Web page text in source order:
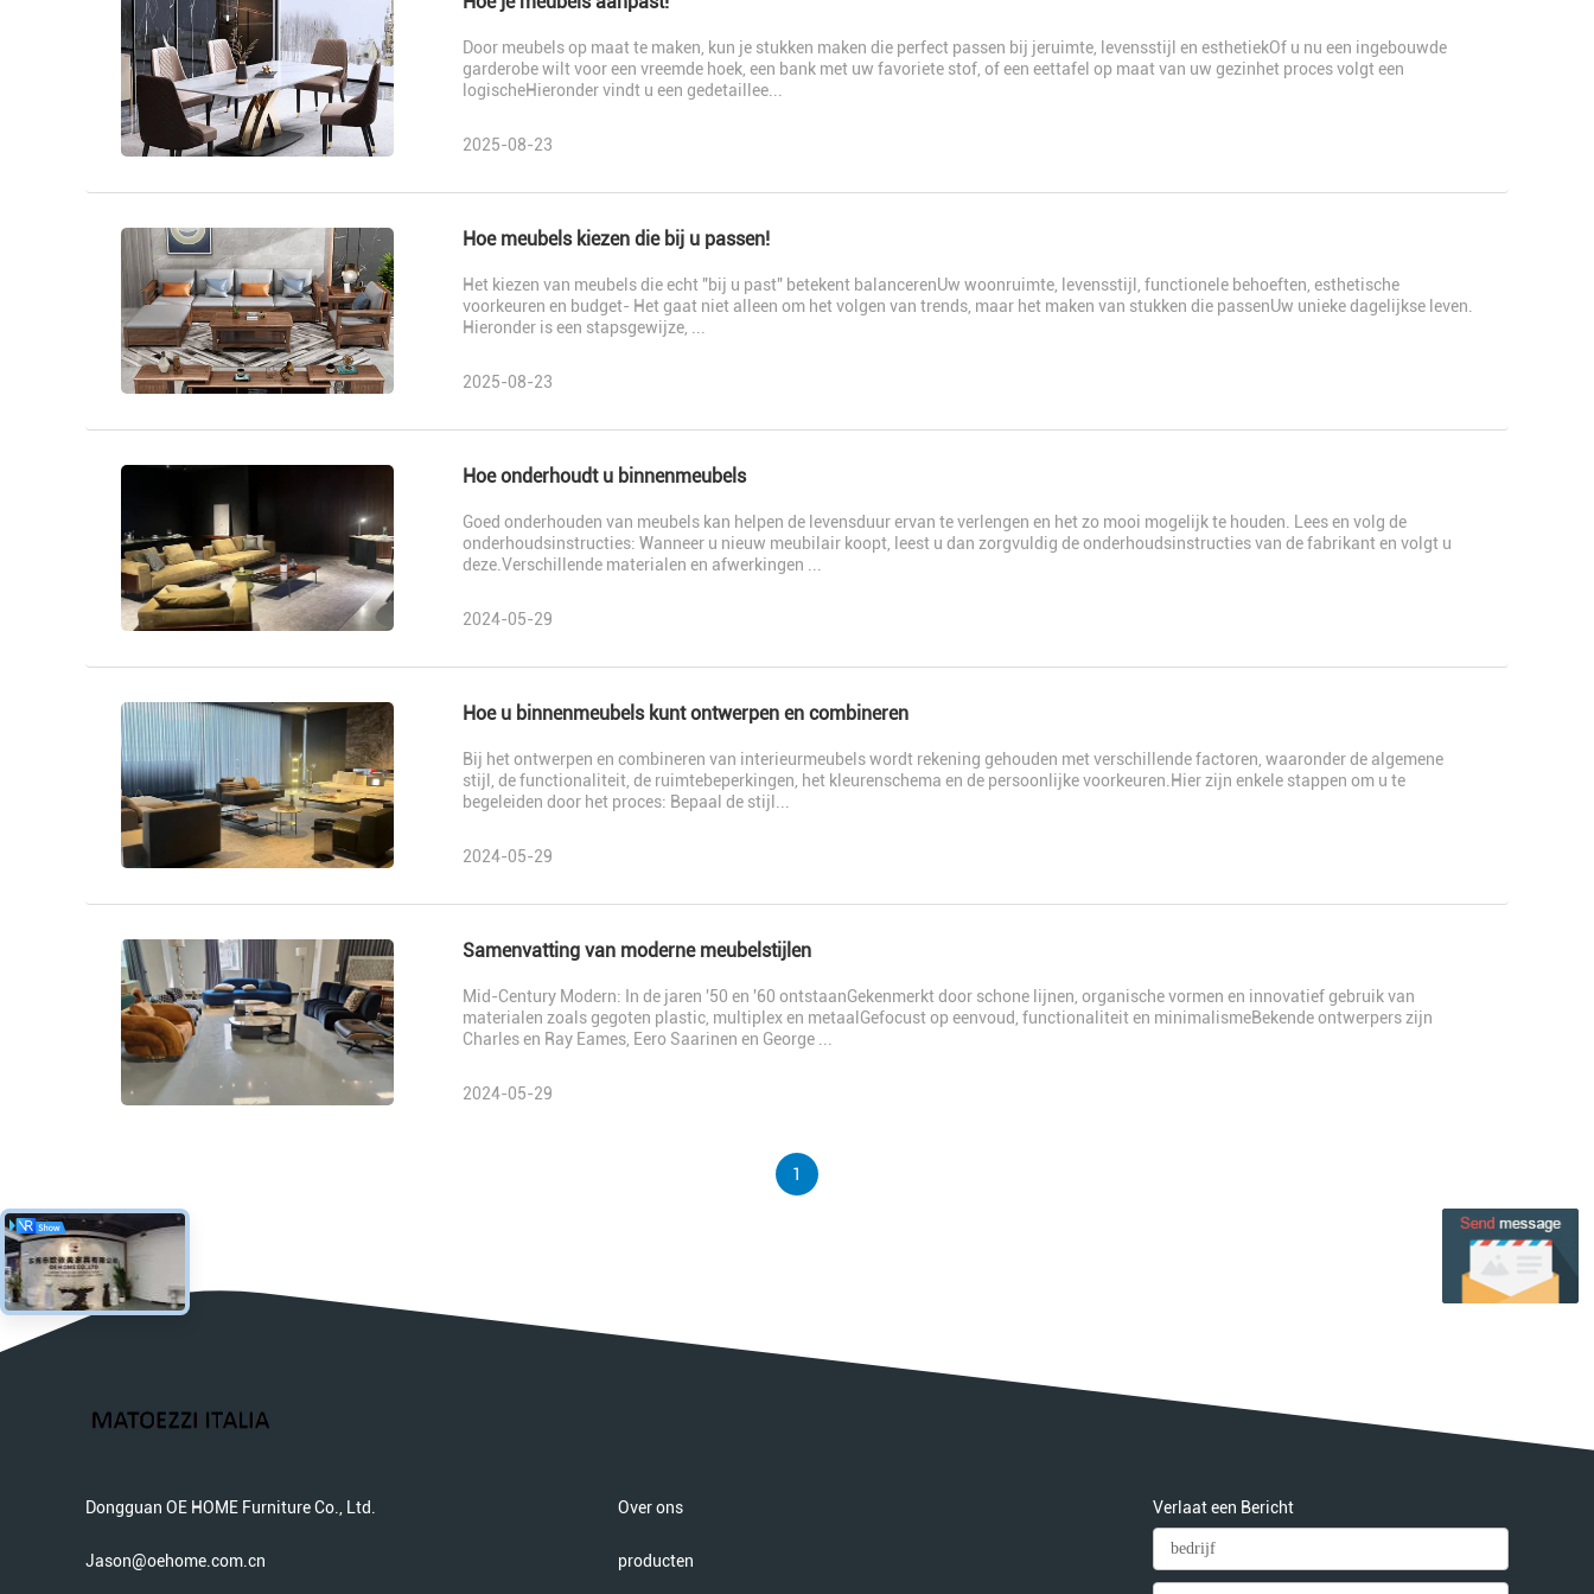
Door meubels op maat te maken, kun je stukken maken die perfect passen bij jeruimte, levensstijl en esthetiekOf u nu een ingebouwde
garderobe wilt voor een vreemde hoek, een bank met uw favoriete stof, of een eettafel op maat van uw gezinhet proces volgt een
logischeHieronder vindt u een gedetaillee...
2025-08-23
Hoe meubels kiezen die bij u passen!
Het kiezen van meubels die echt "bij u past" betekent balancerenUw woonruimte, levensstijl, functionele behoeften, esthetische
voorkeuren en budget- Het gaat niet alleen om het volgen van trends, maar het maken van stukken die passenUw unieke dagelijkse leven.
Hieronder is een stapsgewijze, ...
2025-08-23
Hoe onderhoudt u binnenmeubels
Goed onderhouden van meubels kan helpen de levensduur ervan te verlengen en het zo mooi mogelijk te houden. Lees en volg de
onderhoudsinstructies: Wanneer u nieuw meubilair koopt, leest u dan zorgvuldig de onderhoudsinstructies van de fabrikant en volgt u
deze.Verschillende materialen en afwerkingen ...
2024-05-29
Hoe u binnenmeubels kunt ontwerpen en combineren
Bij het ontwerpen en combineren van interieurmeubels wordt rekening gehouden met verschillende factoren, waaronder de algemene
stijl, de functionaliteit, de ruimtebeperkingen, het kleurenschema en de persoonlijke voorkeuren.Hier zijn enkele stappen om u te
begeleiden door het proces: Bepaal de stijl...
2024-05-29
Samenvatting van moderne meubelstijlen
Mid-Century Modern: In de jaren '50 en '60 ontstaanGekenmerkt door schone lijnen, organische vormen en innovatief gebruik van
materialen zoals gegoten plastic, multiplex en metaalGefocust op eenvoud, functionaliteit en minimalismeBekende ontwerpers zijn
Charles en Ray Eames, Eero Saarinen en George ...
2024-05-29
1
Dongguan OE HOME Furniture Co., Ltd.
Jason@oehome.com.cn
Over ons
producten
Verlaat een Bericht